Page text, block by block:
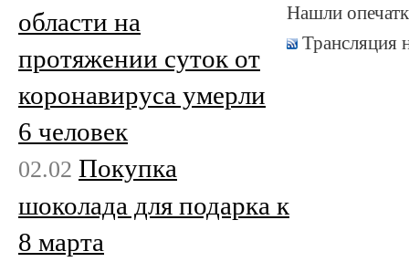
Нашли
Трансляция
области на
протяжении суток от
коронавируса умерли
6 человек
02.02 Покупка
шоколада для подарка к
8 марта